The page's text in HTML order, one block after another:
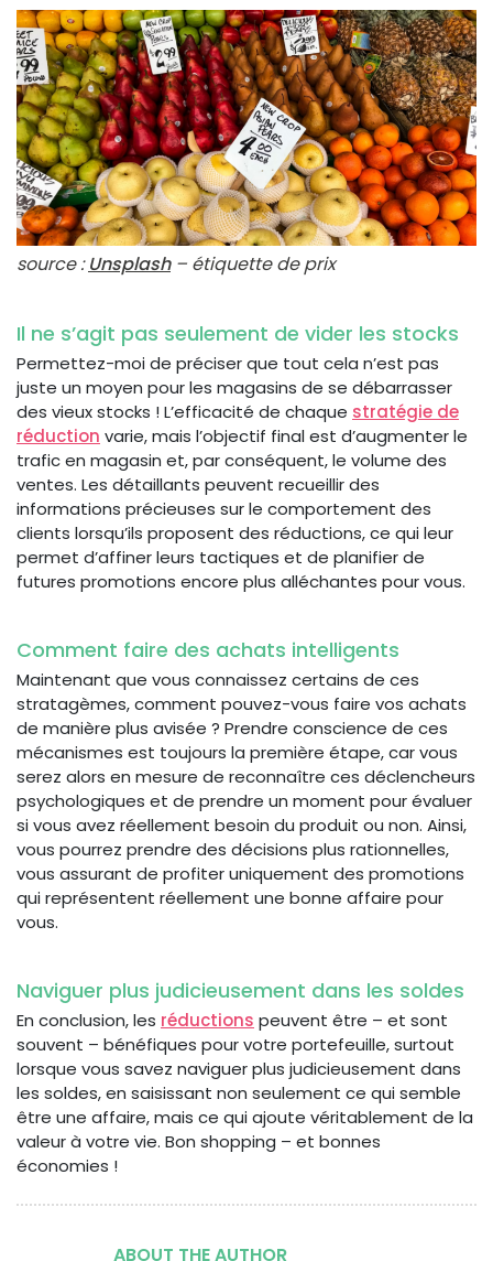
source :Unsplash– étiquette de prix
Il ne s’agit pas seulement de vider les stocks
Permettez-moi de préciser que tout cela n’est pas
juste un moyen pour les magasins de se débarrasser
des vieux stocks ! L’efficacité de chaque stratégie de
réduction varie, mais l’objectif final est d’augmenter le
trafic en magasin et, par conséquent, le volume des
ventes. Les détaillants peuvent recueillir des
informations précieuses sur le comportement des
clients lorsqu’ils proposent des réductions, ce qui leur
permet d’affiner leurs tactiques et de planifier de
futures promotions encore plus alléchantes pour vous.
Comment faire des achats intelligents
Maintenant que vous connaissez certains de ces
stratagèmes, comment pouvez-vous faire vos achats
de manière plus avisée ? Prendre conscience de ces
mécanismes est toujours la première étape, car vous
serez alors en mesure de reconnaître ces déclencheurs
psychologiques et de prendre un moment pour évaluer
si vous avez réellement besoin du produit ou non. Ainsi,
vous pourrez prendre des décisions plus rationnelles,
vous assurant de profiter uniquement des promotions
qui représentent réellement une bonne affaire pour
vous.
Naviguer plus judicieusement dans les soldes
En conclusion, les réductions peuvent être – et sont
souvent – bénéfiques pour votre portefeuille, surtout
lorsque vous savez naviguer plus judicieusement dans
les soldes, en saisissant non seulement ce qui semble
être une affaire, mais ce qui ajoute véritablement de la
valeur à votre vie. Bon shopping – et bonnes
économies !
ABOUT THE AUTHOR